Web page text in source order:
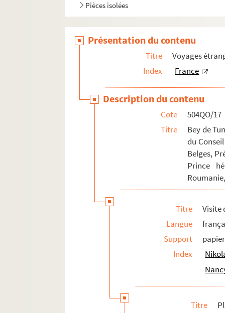
Pièces isolées
Présentation du contenu
Titre
Voyages
Index
France
Description du contenu
Cote
504QO/17
Titre
Bey de
du
Belges,
Prince
Titre
Visite
Langue
Support
papier
Index
Titre